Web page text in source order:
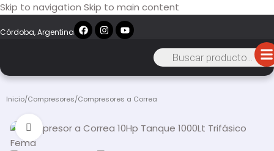
Skip to navigation Skip to main content
Córdoba, Argentina
Inicio/Compresores/Compresores a Correa
Click to enlarge